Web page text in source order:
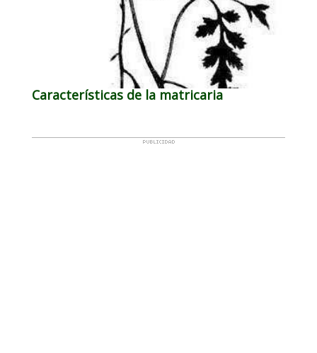
Características de la matricaria